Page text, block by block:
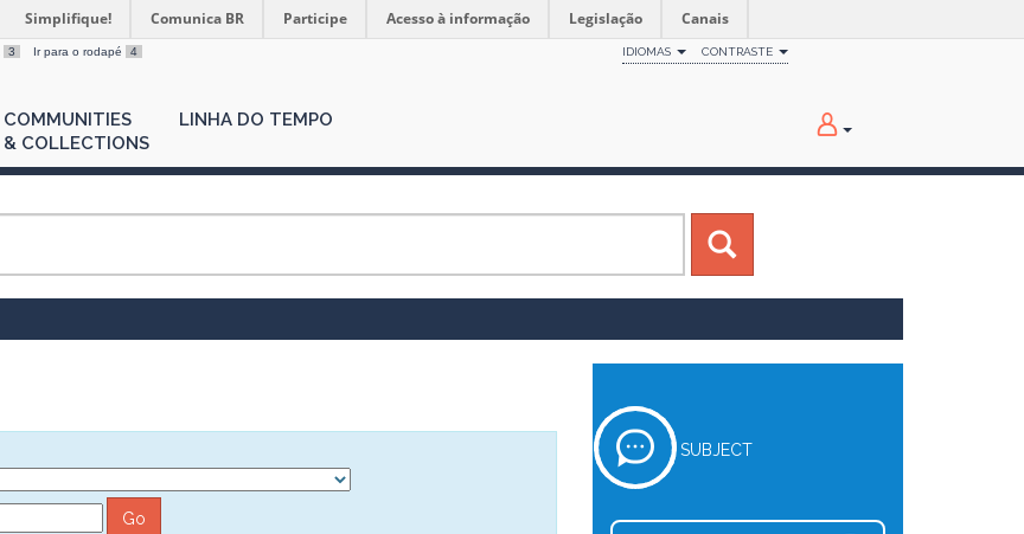
Simplifique! Comunica BR Participe Acesso à informação Legislação Canais
3 Ir para o rodapé 4 IDIOMAS CONTRASTE
COMMUNITIES
& COLLECTIONS
LINHA DO TEMPO
SUBJECT